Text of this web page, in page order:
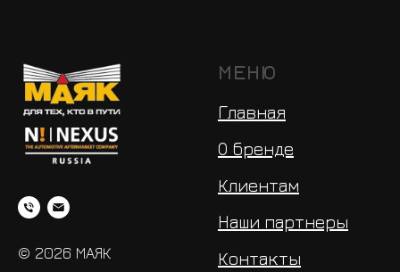
© 2026 МАЯК
МЕНЮ
Главная
О бренде
Клиентам
Наши партнеры
Контакты